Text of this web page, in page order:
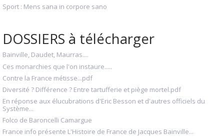
Sport : Mens sana in corpore sano
DOSSIERS à télécharger
Bainville, Daudet, Maurras....
Ces monarchies que l'on instaure.....
Contre la France métisse...pdf
Diversité ? Différence ? Entre tartufferie et piège mortel.pdf
En réponse aux élucubrations d'Eric Besson et d'autres officiels du
Système...
Folco de Baroncelli Camargue
France info présente L'Histoire de France de Jacques Bainville...